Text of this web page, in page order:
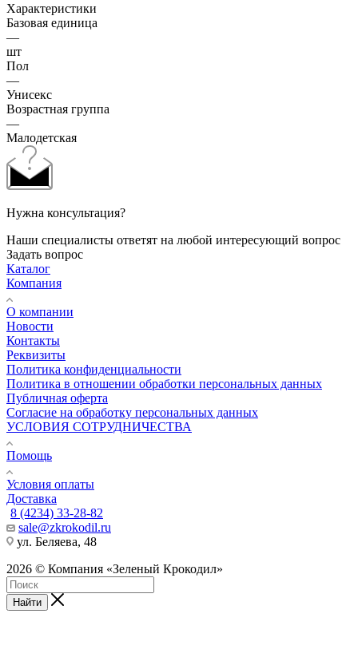
Характеристики
Базовая единица
—
шт
Пол
—
Унисекс
Возрастная группа
—
Малодетская
Нужна консультация?
Наши специалисты ответят на любой интересующий вопрос
Задать вопрос
Каталог
Компания
О компании
Новости
Контакты
Реквизиты
Политика конфиденциальности
Политика в отношении обработки персональных данных
Публичная оферта
Согласие на обработку персональных данных
УСЛОВИЯ СОТРУДНИЧЕСТВА
Помощь
Условия оплаты
Доставка
8 (4234) 33-28-82
sale@zkrokodil.ru
ул. Беляева, 48
2026 © Компания «Зеленый Крокодил»
Найти